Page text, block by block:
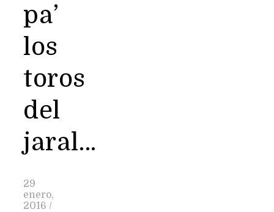
pa’
los
toros
del
jaral…
29
enero,
2016 /